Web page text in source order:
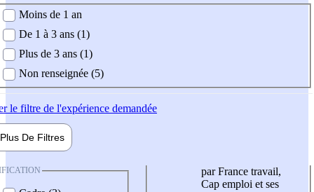
demandée
Moins de 1 an
De 1 à 3 ans (1)
Plus de 3 ans (1)
Non renseignée (5)
le filtre de l'expérience demandée
Plus De Filtres
par France travail,
Cap emploi et ses